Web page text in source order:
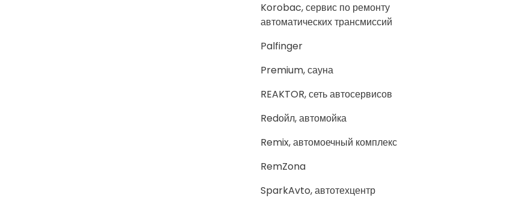
Korobac, сервис по ремонту
автоматических трансмиссий
Palfinger
Premium, сауна
REAKTOR, сеть автосервисов
Redойл, автомойка
Remix, автомоечный комплекс
RemZona
SparkAvto, автотехцентр